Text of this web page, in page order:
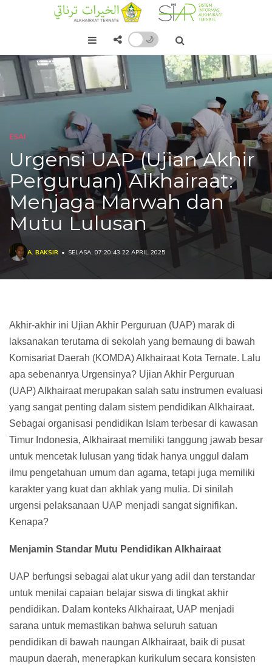
🌙
ESAI
Urgensi UAP (Ujian Akhir
Perguruan) Alkhairaat:
Menjaga Marwah dan
Mutu Lulusan
A. BAKSIR SELASA, 07:20:43 22 APRIL 2025
Akhir-akhir ini Ujian Akhir Perguruan (UAP) marak di
laksanakan terutama di sekolah yang bernaung di bawah
Komisariat Daerah (KOMDA) Alkhairaat Kota Ternate. Lalu
apa sebenanrya Urgensinya? Ujian Akhir Perguruan
(UAP) Alkhairaat merupakan salah satu instrumen evaluasi
yang sangat penting dalam sistem pendidikan Alkhairaat.
Sebagai organisasi pendidikan Islam terbesar di kawasan
Timur Indonesia, Alkhairaat memiliki tanggung jawab besar
untuk mencetak lulusan yang tidak hanya unggul dalam
ilmu pengetahuan umum dan agama, tetapi juga memiliki
karakter yang kuat dan akhlak yang mulia. Di sinilah
urgensi pelaksanaan UAP menjadi sangat signifikan.
Kenapa?
Menjamin Standar Mutu Pendidikan Alkhairaat
UAP berfungsi sebagai alat ukur yang adil dan terstandar
untuk menilai capaian belajar siswa di tingkat akhir
pendidikan. Dalam konteks Alkhairaat, UAP menjadi
sarana untuk memastikan bahwa seluruh satuan
pendidikan di bawah naungan Alkhairaat, baik di pusat
maupun daerah, menerapkan kurikulum secara konsisten